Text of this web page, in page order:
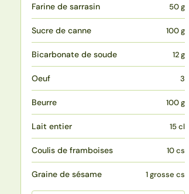
Farine de sarrasin 50 g
Sucre de canne 100 g
Bicarbonate de soude 12 g
Oeuf 3
Beurre 100 g
Lait entier 15 cl
Coulis de framboises 10 cs
Graine de sésame 1 grosse cs